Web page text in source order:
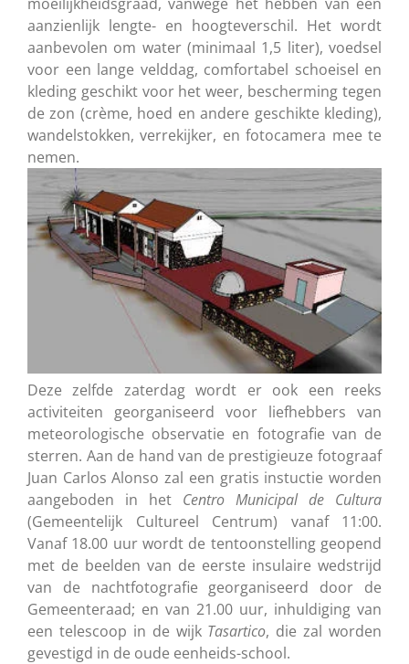
aanzienlijk lengte- en hoogteverschil. Het wordt
aanbevolen om water (minimaal 1,5 liter), voedsel
voor een lange velddag, comfortabel schoeisel en
kleding geschikt voor het weer, bescherming tegen
de zon (crème, hoed en andere geschikte kleding),
wandelstokken, verrekijker, en fotocamera mee te
nemen.
Deze zelfde zaterdag wordt er ook een reeks
activiteiten georganiseerd voor liefhebbers van
meteorologische observatie en fotografie van de
sterren. Aan de hand van de prestigieuze fotograaf
Juan Carlos Alonso zal een gratis instuctie worden
aangeboden in het Centro Municipal de Cultura
(Gemeentelijk Cultureel Centrum) vanaf 11:00.
Vanaf 18.00 uur wordt de tentoonstelling geopend
met de beelden van de eerste insulaire wedstrijd
van de nachtfotografie georganiseerd door de
Gemeenteraad; en van 21.00 uur, inhuldiging van
een telescoop in de wijk Tasartico, die zal worden
gevestigd in de oude eenheids-school.